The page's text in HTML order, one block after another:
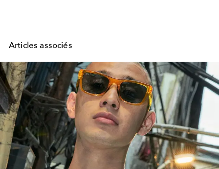
Articles associés